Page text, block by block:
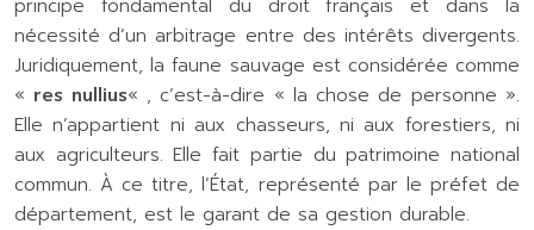
principe fondamental du droit français et dans la
nécessité d’un arbitrage entre des intérêts divergents.
Juridiquement, la faune sauvage est considérée comme
« res nullius« , c’est-à-dire « la chose de personne ».
Elle n’appartient ni aux chasseurs, ni aux forestiers, ni
aux agriculteurs. Elle fait partie du patrimoine national
commun. À ce titre, l’État, représenté par le préfet de
département, est le garant de sa gestion durable.